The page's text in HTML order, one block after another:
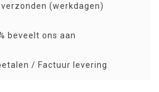
(werkdagen)
beveelt ons aan
/ Factuur levering